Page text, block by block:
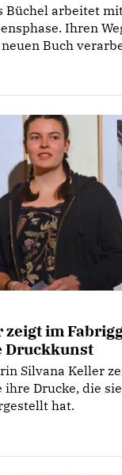
Büchel arbeitet
Ihren
Buch
zeigt im
Druckkunst
Silvana Keller
Drucke, die
hat.